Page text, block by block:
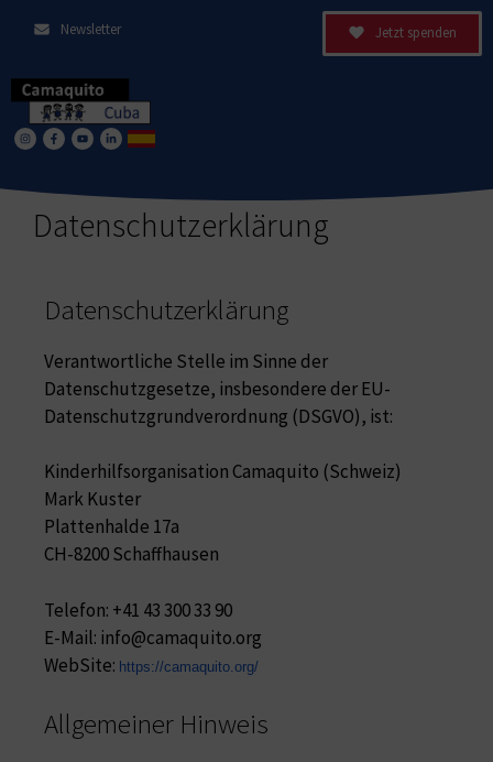
Newsletter Jetzt spenden
Datenschutzerklärung
Datenschutzerklärung
Verantwortliche Stelle im Sinne der
Datenschutzgesetze, insbesondere der EU-
Datenschutzgrundverordnung (DSGVO), ist:
Kinderhilfsorganisation Camaquito (Schweiz)
Mark Kuster
Plattenhalde 17a
CH-8200 Schaffhausen
Telefon: +41 43 300 33 90
E-Mail: info@camaquito.org
WebSite: https://camaquito.org/
Allgemeiner Hinweis